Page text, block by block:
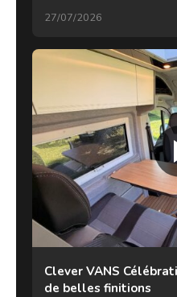
27/07/2026
Clever VANS
de belles finitions